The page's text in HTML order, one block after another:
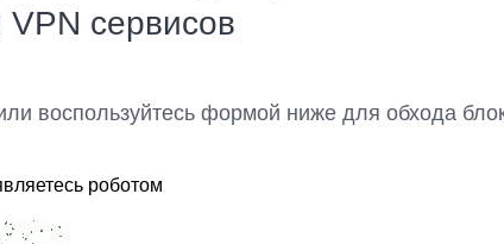
VPN сервисов
воспользуйтесь формой ниже для обхода
роботом